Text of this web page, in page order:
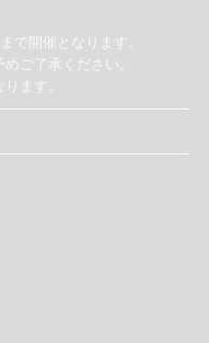
で開催となります。
ご了承ください。
ます。